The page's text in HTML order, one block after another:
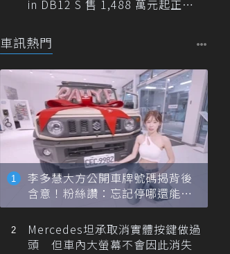
in DB12 S 售 1,488 萬元起正式
車訊熱門
李多慧大方公開車牌號碼揭背後
含意！粉絲讚：忘記停哪還能幫
忙找車
Mercedes坦承取消實體按鍵做過
頭 但車內大螢幕不會因此消失